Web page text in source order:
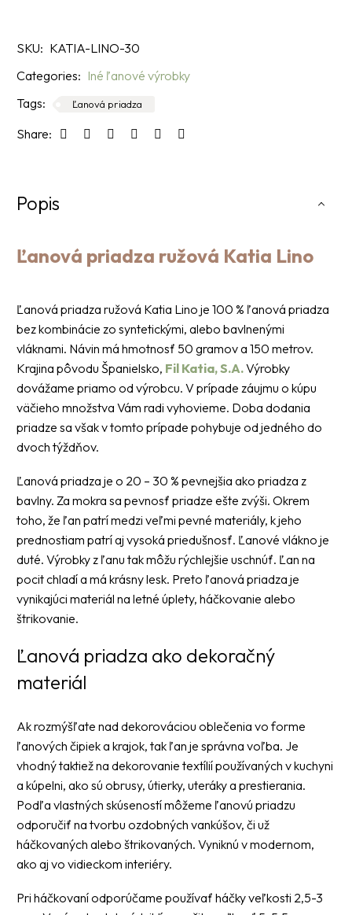
SKU: KATIA-LINO-30
Categories: Iné ľanové výrobky
Tags:
Ľanová priadza
Share:
Popis
Ľanová priadza ružová Katia Lino
Ľanová priadza ružová Katia Lino je 100 % ľanová priadza
bez kombinácie zo syntetickými, alebo bavlnenými
vláknami. Návin má hmotnosť 50 gramov a 150 metrov.
Krajina pôvodu Španielsko, Fil Katia, S.A.Výrobky
dovážame priamo od výrobcu. V prípade záujmu o kúpu
väčieho množstva Vám radi vyhovieme. Doba dodania
priadze sa však v tomto prípade pohybuje od jedného do
dvoch týždňov.
Ľanová priadza je o 20 – 30 % pevnejšia ako priadza z
bavlny. Za mokra sa pevnosť priadze ešte zvýši. Okrem
toho, že ľan patrí medzi veľmi pevné materiály, k jeho
prednostiam patrí aj vysoká priedušnosť. Ľanové vlákno je
duté. Výrobky z ľanu tak môžu rýchlejšie uschnúť. Ľan na
pocit chladí a má krásny lesk. Preto ľanová priadza je
vynikajúci materiál na letné úplety, háčkovanie alebo
štrikovanie.
Ľanová priadza ako dekoračný
materiál
Ak rozmýšľate nad dekorováciou oblečenia vo forme
ľanových čipiek a krajok, tak ľan je správna voľba. Je
vhodný taktiež na dekorovanie textílií používaných v kuchyni
a kúpelni, ako sú obrusy, útierky, uteráky a prestierania.
Podľa vlastných skúseností môžeme ľanovú priadzu
odporučiť na tvorbu ozdobných vankúšov, či už
háčkovaných alebo štrikovaných. Vyniknú v modernom,
ako aj vo vidieckom interiéry.
Pri háčkovaní odporúčame používať háčky veľkosti 2,5-3